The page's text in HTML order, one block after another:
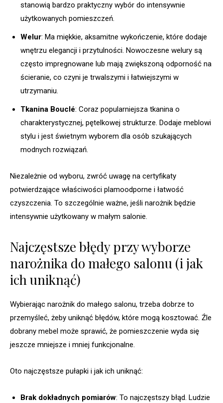
stanowią bardzo praktyczny wybór do intensywnie
użytkowanych pomieszczeń.
Welur: Ma miękkie, aksamitne wykończenie, które dodaje
wnętrzu elegancji i przytulności. Nowoczesne welury są
często impregnowane lub mają zwiększoną odporność na
ścieranie, co czyni je trwalszymi i łatwiejszymi w
utrzymaniu.
Tkanina Bouclé: Coraz popularniejsza tkanina o
charakterystycznej, pętelkowej strukturze. Dodaje meblowi
stylu i jest świetnym wyborem dla osób szukających
modnych rozwiązań.
Niezależnie od wyboru, zwróć uwagę na certyfikaty
potwierdzające właściwości plamoodporne i łatwość
czyszczenia. To szczególnie ważne, jeśli narożnik będzie
intensywnie użytkowany w małym salonie.
Najczęstsze błędy przy wyborze
narożnika do małego salonu (i jak
ich uniknąć)
Wybierając narożnik do małego salonu, trzeba dobrze to
przemyśleć, żeby uniknąć błędów, które mogą kosztować. Źle
dobrany mebel może sprawić, że pomieszczenie wyda się
jeszcze mniejsze i mniej funkcjonalne.
Oto najczęstsze pułapki i jak ich uniknąć:
Brak dokładnych pomiarów: To najczęstszy błąd. Ludzie